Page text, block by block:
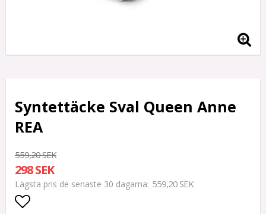
Syntettäcke Sval Queen Anne
REA
559,20 SEK
298 SEK
Lägsta pris de senaste 30 dagarna 559,20 SEK